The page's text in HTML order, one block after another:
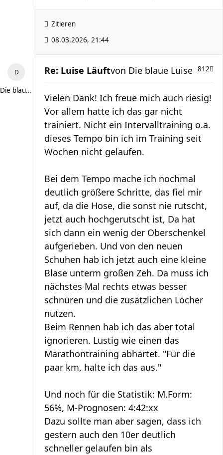
Zitieren
08.03.2026, 21:44
Die blaue Luise
Re: Luise Läuft 812
von Die blaue Luise
Vielen Dank! Ich freue mich auch riesig!
Vor allem hatte ich das gar nicht
trainiert. Nicht ein Intervalltraining o.ä.
dieses Tempo bin ich im Training seit
Wochen nicht gelaufen.
Bei dem Tempo mache ich nochmal
deutlich größere Schritte, das fiel mir
auf, da die Hose, die sonst nie rutscht,
jetzt auch hochgerutscht ist, Da hat
sich dann ein wenig der Oberschenkel
aufgerieben. Und von den neuen
Schuhen hab ich jetzt auch eine kleine
Blase unterm großen Zeh. Da muss ich
nächstes Mal rechts etwas besser
schnüren und die zusätzlichen Löcher
nutzen.
Beim Rennen hab ich das aber total
ignorieren. Lustig wie einen das
Marathontraining abhärtet. "Für die
paar km, halte ich das aus."
Und noch für die Statistik: M.Form:
56%, M-Prognosen: 4:42:xx
Dazu sollte man aber sagen, dass ich
gestern auch den 10er deutlich
schneller gelaufen bin als